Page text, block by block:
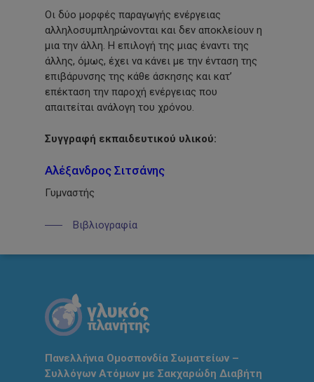
Οι δύο μορφές παραγωγής ενέργειας
αλληλοσυμπληρώνονται και δεν αποκλείουν η
μια την άλλη. Η επιλογή της μιας έναντι της
άλλης, όμως, έχει να κάνει με την ένταση της
επιβάρυνσης της κάθε άσκησης και κατ’
επέκταση την παροχή ενέργειας που
απαιτείται ανάλογη του χρόνου.
Συγγραφή εκπαιδευτικού υλικού:
Αλέξανδρος Σιτσάνης
Γυμναστής
Βιβλιογραφία
Πανελλήνια Ομοσπονδία Σωματείων –
Συλλόγων Ατόμων με Σακχαρώδη Διαβήτη